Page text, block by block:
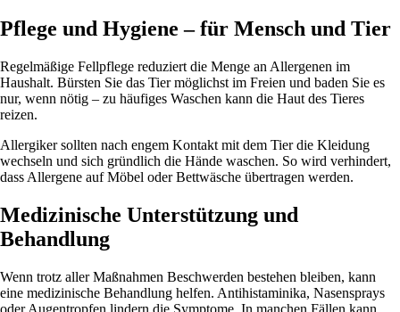
Pflege und Hygiene – für Mensch und Tier
Regelmäßige Fellpflege reduziert die Menge an Allergenen im
Haushalt. Bürsten Sie das Tier möglichst im Freien und baden Sie es
nur, wenn nötig – zu häufiges Waschen kann die Haut des Tieres
reizen.
Allergiker sollten nach engem Kontakt mit dem Tier die Kleidung
wechseln und sich gründlich die Hände waschen. So wird verhindert,
dass Allergene auf Möbel oder Bettwäsche übertragen werden.
Medizinische Unterstützung und
Behandlung
Wenn trotz aller Maßnahmen Beschwerden bestehen bleiben, kann
eine medizinische Behandlung helfen. Antihistaminika, Nasensprays
oder Augentropfen lindern die Symptome. In manchen Fällen kann